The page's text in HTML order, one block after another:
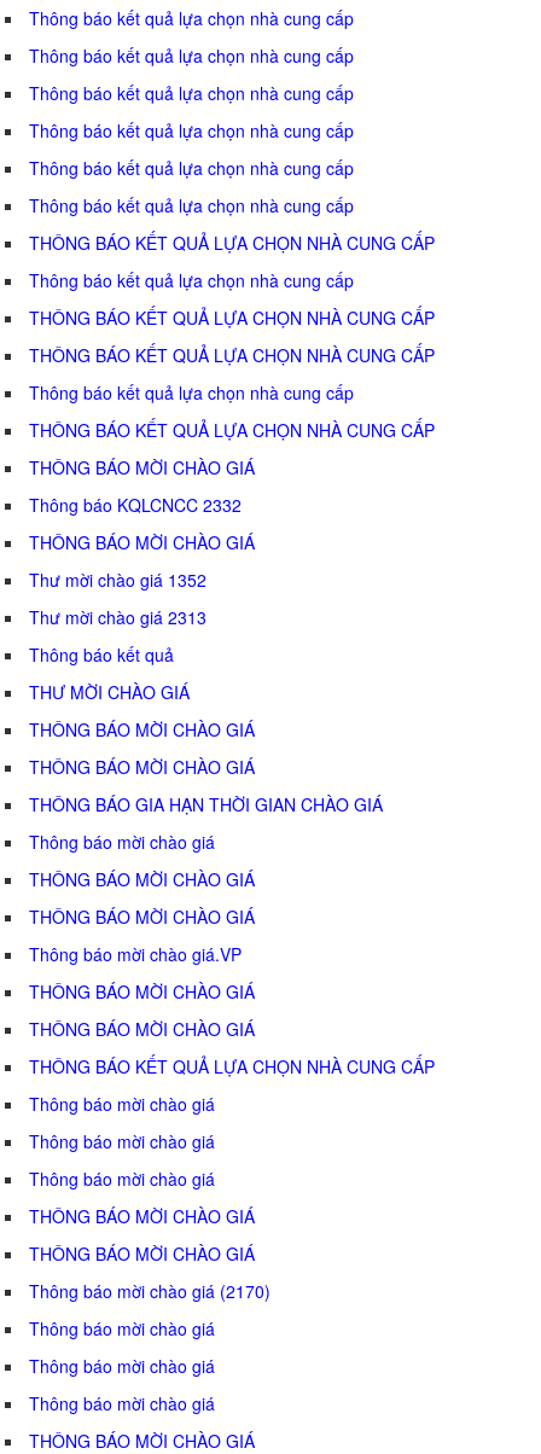
Thông báo kết quả lựa chọn nhà cung cấp
Thông báo kết quả lựa chọn nhà cung cấp
Thông báo kết quả lựa chọn nhà cung cấp
Thông báo kết quả lựa chọn nhà cung cấp
Thông báo kết quả lựa chọn nhà cung cấp
Thông báo kết quả lựa chọn nhà cung cấp
THÔNG BÁO KẾT QUẢ LỰA CHỌN NHÀ CUNG CẤP
Thông báo kết quả lựa chọn nhà cung cấp
THÔNG BÁO KẾT QUẢ LỰA CHỌN NHÀ CUNG CẤP
THÔNG BÁO KẾT QUẢ LỰA CHỌN NHÀ CUNG CẤP
Thông báo kết quả lựa chọn nhà cung cấp
THÔNG BÁO KẾT QUẢ LỰA CHỌN NHÀ CUNG CẤP
THÔNG BÁO MỜI CHÀO GIÁ
Thông báo KQLCNCC 2332
THÔNG BÁO MỜI CHÀO GIÁ
Thư mời chào giá 1352
Thư mời chào giá 2313
Thông báo kết quả
THƯ MỜI CHÀO GIÁ
THÔNG BÁO MỜI CHÀO GIÁ
THÔNG BÁO MỜI CHÀO GIÁ
THÔNG BÁO GIA HẠN THỜI GIAN CHÀO GIÁ
Thông báo mời chào giá
THÔNG BÁO MỜI CHÀO GIÁ
THÔNG BÁO MỜI CHÀO GIÁ
Thông báo mời chào giá.VP
THÔNG BÁO MỜI CHÀO GIÁ
THÔNG BÁO MỜI CHÀO GIÁ
THÔNG BÁO KẾT QUẢ LỰA CHỌN NHÀ CUNG CẤP
Thông báo mời chào giá
Thông báo mời chào giá
Thông báo mời chào giá
THÔNG BÁO MỜI CHÀO GIÁ
THÔNG BÁO MỜI CHÀO GIÁ
Thông báo mời chào giá (2170)
Thông báo mời chào giá
Thông báo mời chào giá
Thông báo mời chào giá
THÔNG BÁO MỜI CHÀO GIÁ